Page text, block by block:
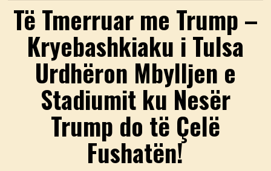
Të Tmerruar me Trump –
Kryebashkiaku i Tulsa
Urdhëron Mbylljen e
Stadiumit ku Nesër
Trump do të Çelë
Fushatën!